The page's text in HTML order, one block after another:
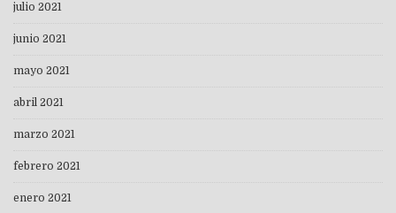
julio 2021
junio 2021
mayo 2021
abril 2021
marzo 2021
febrero 2021
enero 2021